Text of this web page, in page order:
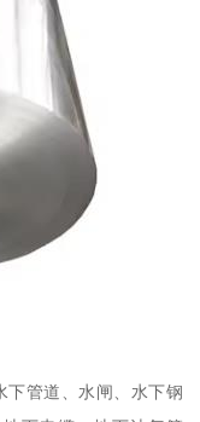
下管道、水闸、水下钢